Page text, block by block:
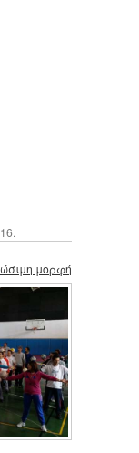
μορφή